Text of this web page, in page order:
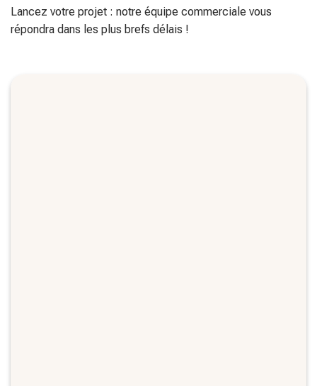
Lancez votre projet : notre équipe commerciale vous
répondra dans les plus brefs délais !